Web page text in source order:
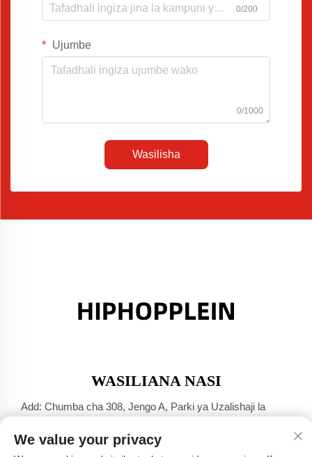
0/200
Ujumbe
0/1000
Wasilisha
WASILIANA NASI
Add: Chumba cha 308, Jengo A, Parki ya Uzalishaji la
Simu:+86-17304049586
We value your privacy